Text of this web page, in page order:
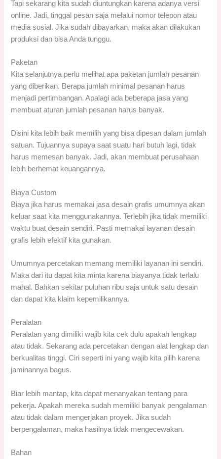
Tapi sekarang kita sudah diuntungkan karena adanya versi
online. Jadi, tinggal pesan saja melalui nomor telepon atau
media sosial. Jika sudah dibayarkan, maka akan dilakukan
produksi dan bisa Anda tunggu.
Paketan
Kita selanjutnya perlu melihat apa paketan jumlah pesanan
yang diberikan. Berapa jumlah minimal pesanan harus
menjadi pertimbangan. Apalagi ada beberapa jasa yang
membuat aturan jumlah pesanan harus banyak.
Disini kita lebih baik memilih yang bisa dipesan dalam jumlah
satuan. Tujuannya supaya saat suatu hari butuh lagi, tidak
harus memesan banyak. Jadi, akan membuat perusahaan
lebih berhemat keuangannya.
Biaya Custom
Biaya jika harus memakai jasa desain grafis umumnya akan
keluar saat kita menggunakannya. Terlebih jika tidak memiliki
waktu buat desain sendiri. Pasti memakai layanan desain
grafis lebih efektif kita gunakan.
Umumnya percetakan memang memiliki layanan ini sendiri.
Maka dari itu dapat kita minta karena biayanya tidak terlalu
mahal. Bahkan sekitar puluhan ribu saja untuk satu desain
dan dapat kita klaim kepemilikannya.
Peralatan
Peralatan yang dimiliki wajib kita cek dulu apakah lengkap
atau tidak. Sekarang ada percetakan dengan alat lengkap dan
berkualitas tinggi. Ciri seperti ini yang wajib kita pilih karena
jaminannya bagus.
Biar lebih mantap, kita dapat menanyakan tentang para
pekerja. Apakah mereka sudah memiliki banyak pengalaman
atau tidak dalam mengerjakan proyek. Jika sudah
berpengalaman, maka hasilnya tidak mengecewakan.
Bahan